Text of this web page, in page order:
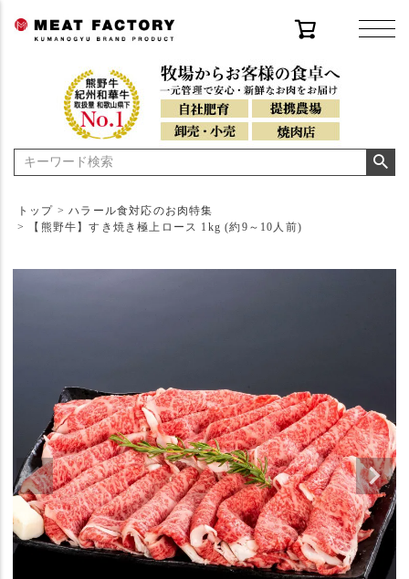
トップ
ハラール食対応のお肉特集
【熊野牛】すき焼き極上ロース 1kg (約9～10人前)